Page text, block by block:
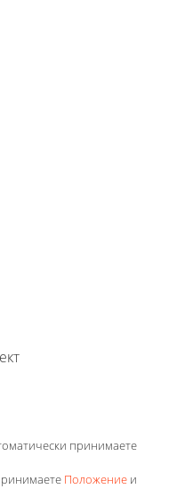
принимаете
Положение и